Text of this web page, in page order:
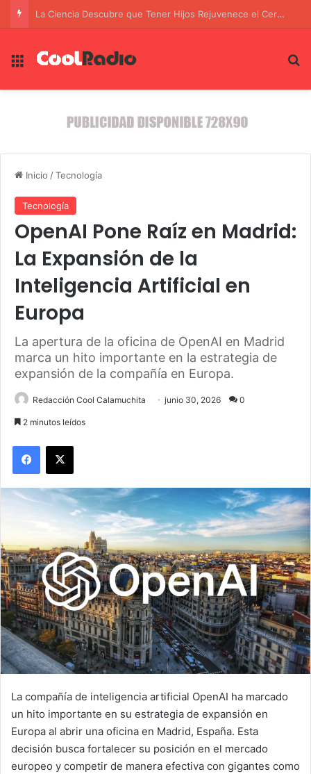
La confianza de Trump en la posición militar de Estados Unidos frente a Irán
Menú
Inicio /Tecnología
Tecnología
OpenAI Pone Raíz en Madrid:
La Expansión de la
Inteligencia Artificial en
Europa
La apertura de la oficina de OpenAI en Madrid
marca un hito importante en la estrategia de
expansión de la compañía en Europa.
Redacción Cool Calamuchita junio 30, 2026 0
2 minutos leídos
Facebook
X
La compañía de inteligencia artificial OpenAI ha marcado
un hito importante en su estrategia de expansión en
Europa al abrir una oficina en Madrid, España. Esta
decisión busca fortalecer su posición en el mercado
europeo y competir de manera efectiva con gigantes como